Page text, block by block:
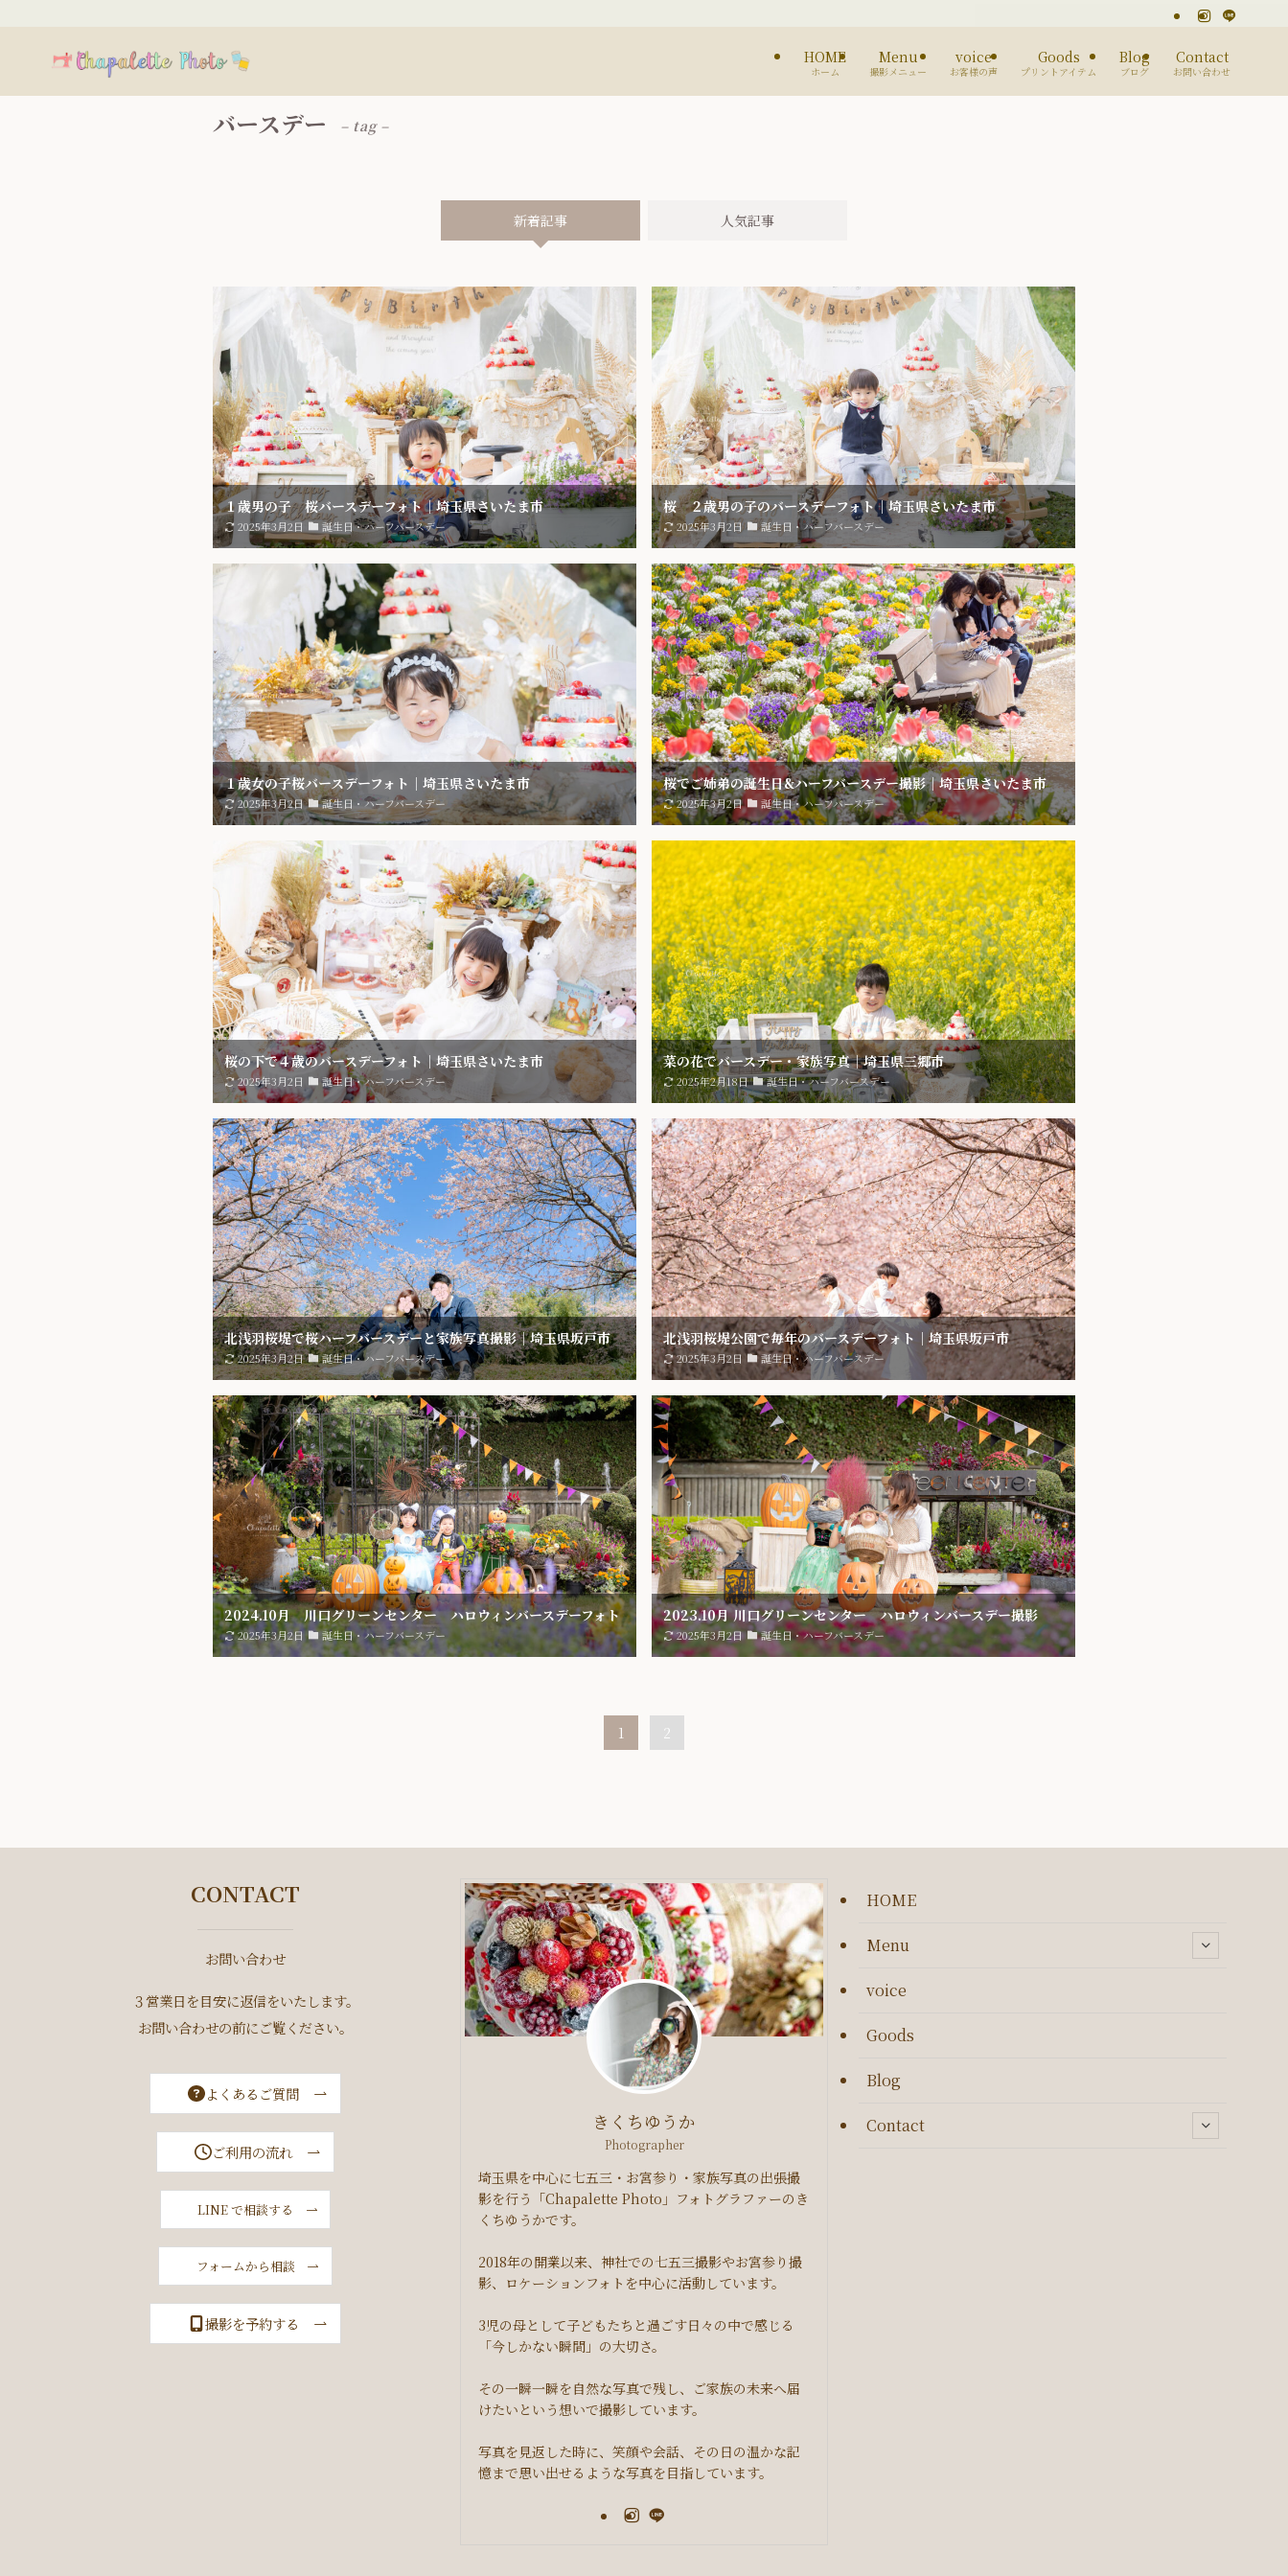
HOME
ホーム
Menu
撮影メニュー
voice
お客様の声
Goods
プリントアイテム
Blog
ブログ
Contact
お問い合わせ
バースデー – tag –
新着記事 人気記事
１歳男の子 桜バースデーフォト｜埼玉県さいたま市
2025年3月2日 誕生日・ハーフバースデー
桜 ２歳男の子のバースデーフォト｜埼玉県さいたま市
2025年3月2日 誕生日・ハーフバースデー
１歳女の子桜バースデーフォト｜埼玉県さいたま市
2025年3月2日 誕生日・ハーフバースデー
桜でご姉弟の誕生日&ハーフバースデー撮影｜埼玉県さいたま市
2025年3月2日 誕生日・ハーフバースデー
桜の下で４歳のバースデーフォト｜埼玉県さいたま市
2025年3月2日 誕生日・ハーフバースデー
菜の花でバースデー・家族写真｜埼玉県三郷市
2025年2月18日 誕生日・ハーフバースデー
北浅羽桜堤で桜ハーフバースデーと家族写真撮影｜埼玉県坂戸市
2025年3月2日 誕生日・ハーフバースデー
北浅羽桜堤公園で毎年のバースデーフォト｜埼玉県坂戸市
2025年3月2日 誕生日・ハーフバースデー
2024.10月 川口グリーンセンター ハロウィンバースデーフォト
2025年3月2日 誕生日・ハーフバースデー
2023.10月 川口グリーンセンター ハロウィンバースデー撮影
2025年3月2日 誕生日・ハーフバースデー
1 2
CONTACT
お問い合わせ
３営業日を目安に返信をいたします。
お問い合わせの前にご覧ください。
よくあるご質問
ご利用の流れ
LINE で相談する
フォームから相談
撮影を予約する
きくちゆうか
Photographer
埼玉県を中心に七五三・お宮参り・家族写真の出張撮
影を行う「Chapalette Photo」フォトグラファーのき
くちゆうかです。
2018年の開業以来、神社での七五三撮影やお宮参り撮
影、ロケーションフォトを中心に活動しています。
3児の母として子どもたちと過ごす日々の中で感じる
「今しかない瞬間」の大切さ。
その一瞬一瞬を自然な写真で残し、ご家族の未来へ届
けたいという想いで撮影しています。
写真を見返した時に、笑顔や会話、その日の温かな記
憶まで思い出せるような写真を目指しています。
HOME
Menu
voice
Goods
Blog
Contact